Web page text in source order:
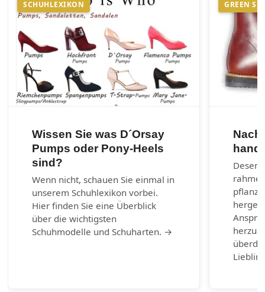
SCHUHLEXIKON
Wissen Sie was D´Orsay
Pumps oder Pony-Heels
sind?
Wenn nicht, schauen Sie einmal in
unserem Schuhlexikon vorbei.
Hier finden Sie eine Überblick
über die wichtigsten
Schuhmodelle und Schuharten. →
GREEN